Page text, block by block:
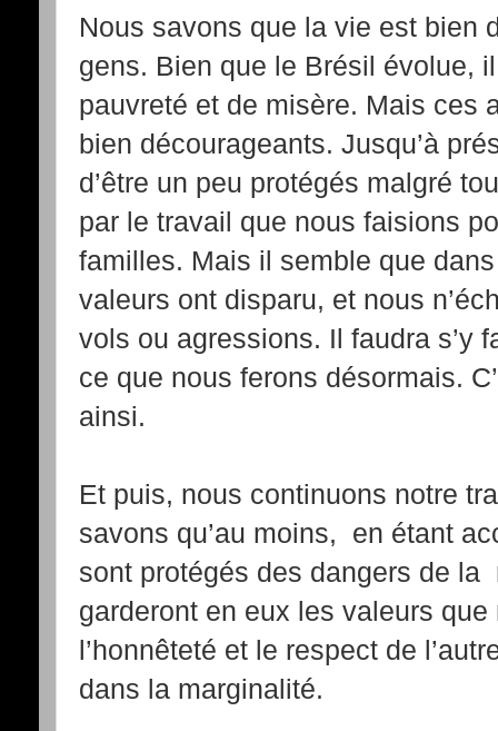
Nous savons que la vie est bien
gens. Bien que le Brésil évolue,
pauvreté et de misère. Mais ces
bien décourageants. Jusqu’à
d’être un peu protégés malgré
par le travail que nous faisions
familles. Mais il semble que
valeurs ont disparu, et nous
vols ou agressions. Il faudra s’y
ce que nous ferons désormais.
ainsi.
Et puis, nous continuons notre
savons qu’au moins, en étant
sont protégés des dangers de la
garderont en eux les valeurs
l’honnêteté et le respect de
dans la marginalité.